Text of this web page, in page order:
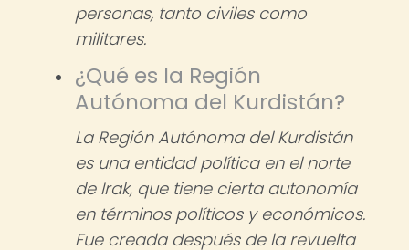
personas, tanto civiles como
militares.
¿Qué es la Región
Autónoma del Kurdistán?
La Región Autónoma del Kurdistán
es una entidad política en el norte
de Irak, que tiene cierta autonomía
en términos políticos y económicos.
Fue creada después de la revuelta